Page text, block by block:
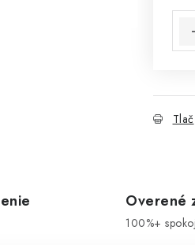
Tlač
Overené
100%+